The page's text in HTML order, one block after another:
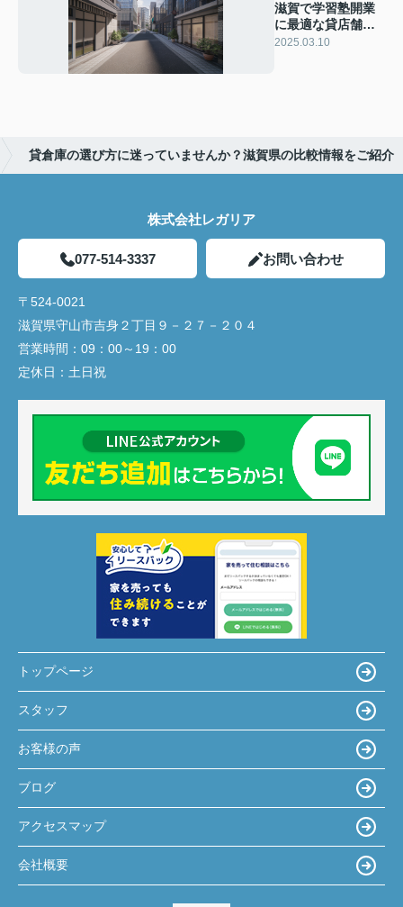
滋賀で学習塾開業
に最適な貸店舗
は？貸店舗選びの
2025.03.10
貸倉庫の選び方に迷っていませんか？滋賀県の比較情報をご紹介
株式会社レガリア
077-514-3337 お問い合わせ
〒524-0021
滋賀県守山市吉身２丁目９－２７－２０４
営業時間： 09：00～19：00
定休日： 土日祝
トップページ
スタッフ
お客様の声
ブログ
アクセスマップ
会社概要